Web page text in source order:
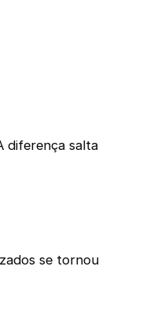
diferença salta
se tornou